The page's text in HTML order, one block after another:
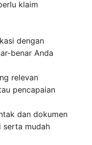
klaim
dengan
benar Anda
relevan
pencapaian
dan dokumen
serta mudah